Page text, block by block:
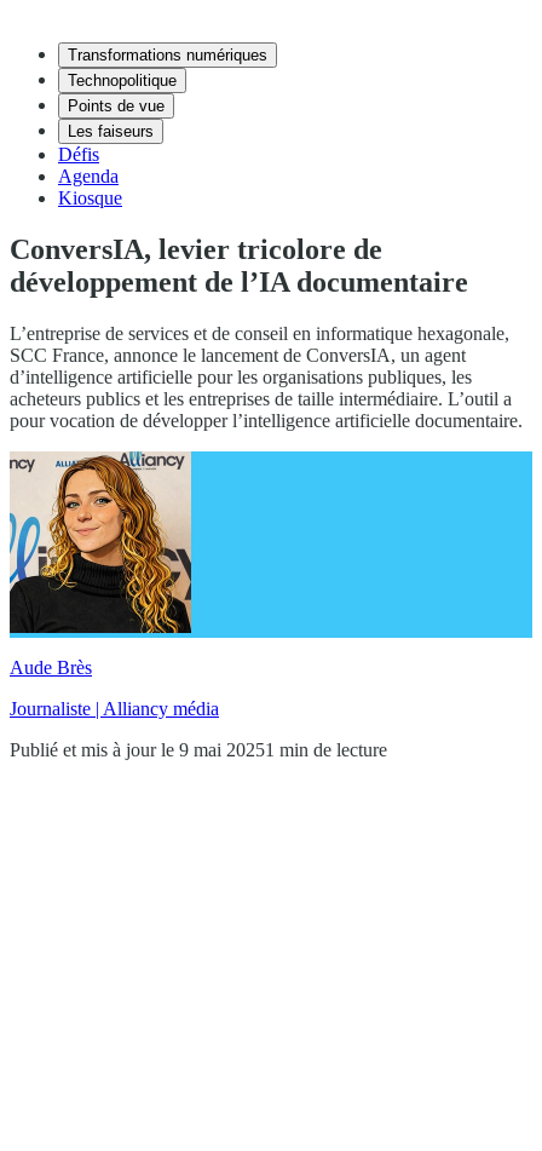
Transformations numériques
Technopolitique
Points de vue
Les faiseurs
Défis
Agenda
Kiosque
ConversIA, levier tricolore de
développement de l’IA documentaire
L’entreprise de services et de conseil en informatique hexagonale,
SCC France, annonce le lancement de ConversIA, un agent
d’intelligence artificielle pour les organisations publiques, les
acheteurs publics et les entreprises de taille intermédiaire. L’outil a
pour vocation de développer l’intelligence artificielle documentaire.
Aude Brès
Journaliste | Alliancy média
Publié et mis à jour le 9 mai 20251 min de lecture